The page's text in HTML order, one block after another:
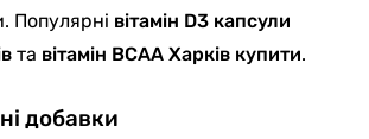
Популярні вітамін D3 капсули
та вітамін BCAA Харків купити.
добавки